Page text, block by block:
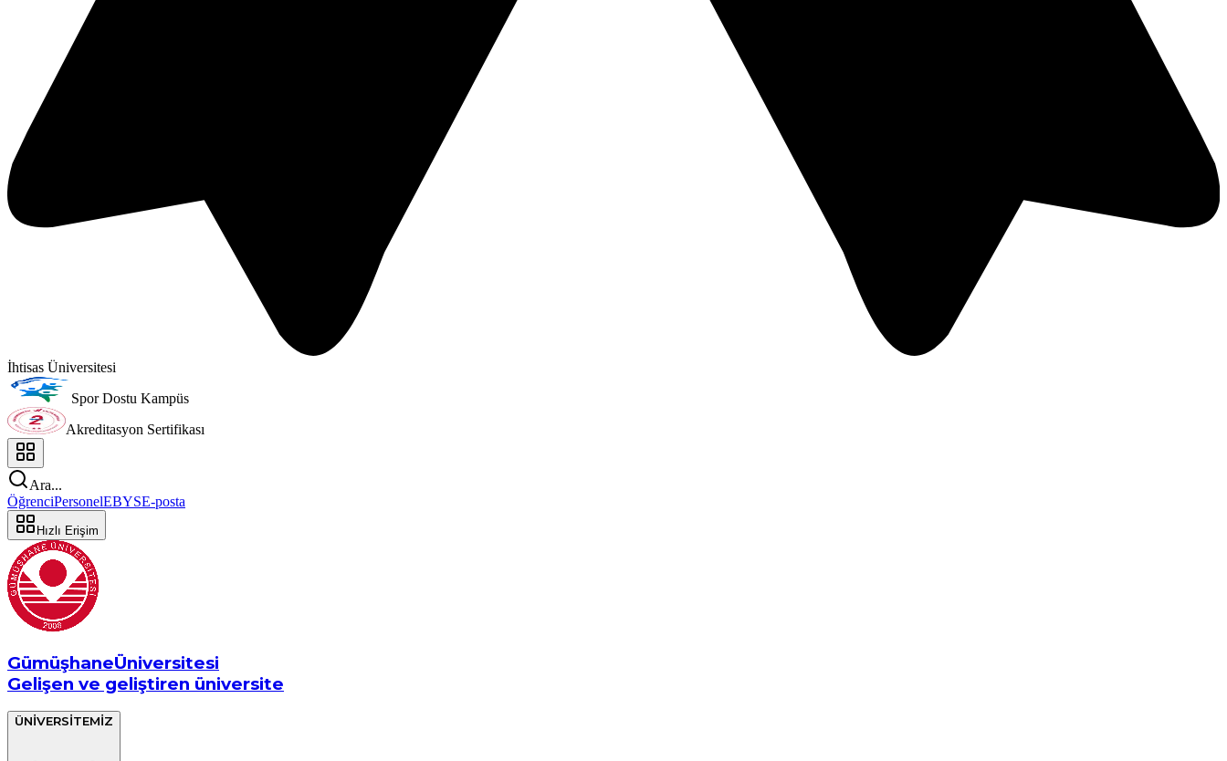
İhtisas Üniversitesi
Spor Dostu Kampüs
Akreditasyon Sertifikası
Ara...
ÖğrenciPersonelEBYSE-posta
Hızlı Erişim
GümüşhaneÜniversitesi
Gelişen ve geliştiren üniversite
ÜNİVERSİTEMİZ